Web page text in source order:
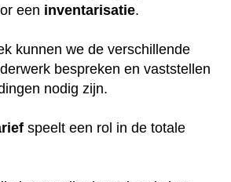
een inventarisatie.
kunnen we de verschillende
bespreken en vaststellen
nodig zijn.
speelt een rol in de totale